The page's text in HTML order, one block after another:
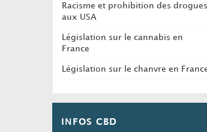
Racisme et prohibition des drogues
aux USA
Législation sur le cannabis en
France
Législation sur le chanvre en
INFOS CBD